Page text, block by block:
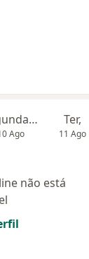
Segunda-feira
Ago
Ter,
11 Ago
não está